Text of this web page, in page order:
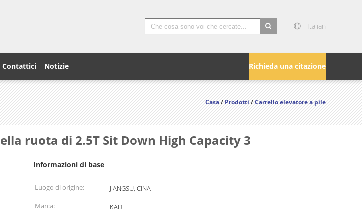
Italian
Richieda una citazione
Contattici Notizie
Casa/Prodotti/Carrello elevatore a pile
ruota di 2.5T Sit Down High Capacity 3
Informazioni di base
Luogo di origine:
JIANGSU, CINA
Marca:
KAD